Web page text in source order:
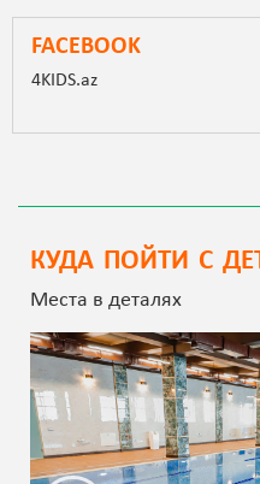
FACEBOOK
4KIDS.az
КУДА ПОЙТИ С
Места в деталях